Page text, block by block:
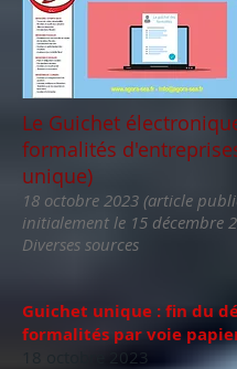
Le Guichet
formalités
unique)
18 octobre 2023 (article
initialement le 15 décembre
Diverses sources
Guichet unique : fin du
formalités par voie
18 octobre 2023